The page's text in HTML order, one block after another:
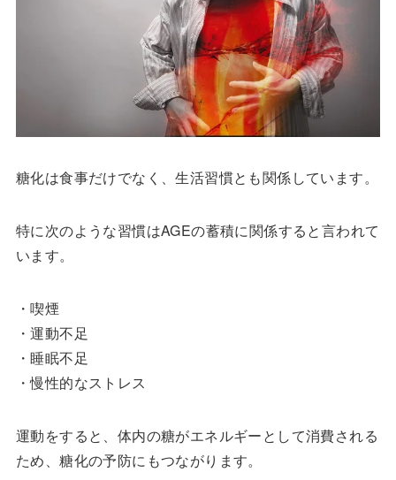
糖化は食事だけでなく、生活習慣とも関係しています。
特に次のような習慣はAGEの蓄積に関係すると言われて
います。
・喫煙
・運動不足
・睡眠不足
・慢性的なストレス
運動をすると、体内の糖がエネルギーとして消費される
ため、糖化の予防にもつながります。